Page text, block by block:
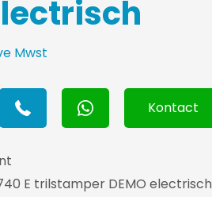
Mwst
Kontact
E trilstamper DEMO electrisch